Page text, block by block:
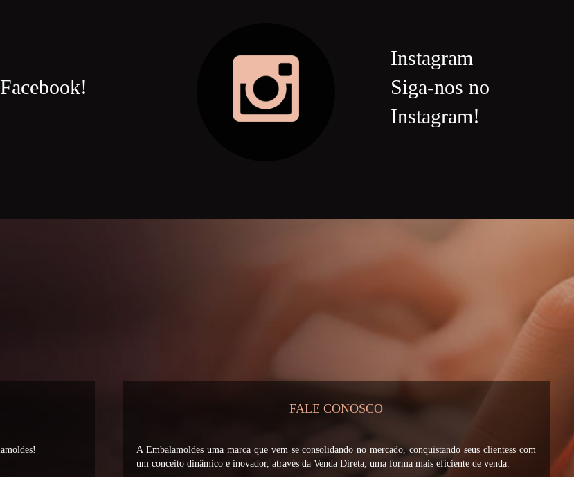
Instagram
Siga-nos no
Instagram!
FALE CONOSCO
A Embalamoldes uma marca que vem se consolidando no mercado, conquistando seus clientess com
um conceito dinâmico e inovador, através da Venda Direta, uma forma mais eficiente de venda.